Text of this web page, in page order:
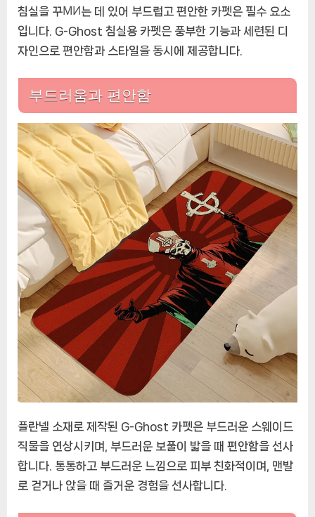
침
실
카
함
스
타
의
조
화
침실을 꾸МИ는 데 있어 부드럽고 편안한 카펫은 필수 요소
입니다. G-Ghost 침실용 카펫은 풍부한 기능과 세련된 디
자인으로 편안함과 스타일을 동시에 제공합니다.
부드러움과 편안함
플란넬 소재로 제작된 G-Ghost 카펫은 부드러운 스웨이드
직물을 연상시키며, 부드러운 보풀이 밟을 때 편안함을 선사
합니다. 통통하고 부드러운 느낌으로 피부 친화적이며, 맨발
로 걷거나 앉을 때 즐거운 경험을 선사합니다.